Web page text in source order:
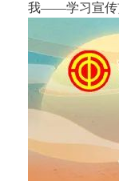
我——学习宣传